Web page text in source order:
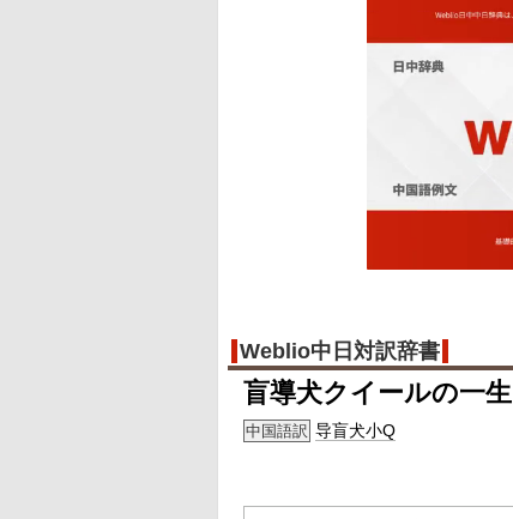
Weblio中日対訳辞書
盲導犬クイールの一生
中国語訳 导盲犬小Q